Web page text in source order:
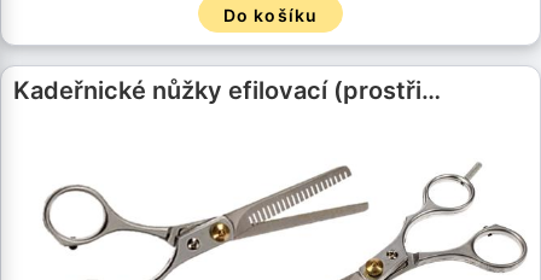
Do košíku
Kadeřnické nůžky efilovací (prostři…